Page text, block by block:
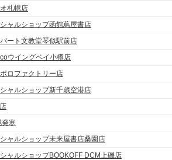
札幌店
ャルショップ函館蔦屋書店
ート文教堂琴似駅前店
ウイングベイ小樽店
ロファクトリー店
ャルショップ新千歳空港店
寒
ャルショップ未来屋書店桑園店
ャルショップBOOKOFF DCM上磯店